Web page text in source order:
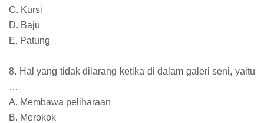
C. Kursi
D. Baju
E. Patung
8. Hal yang tidak dilarang ketika di dalam galeri seni, yaitu
…
A. Membawa peliharaan
B. Merokok